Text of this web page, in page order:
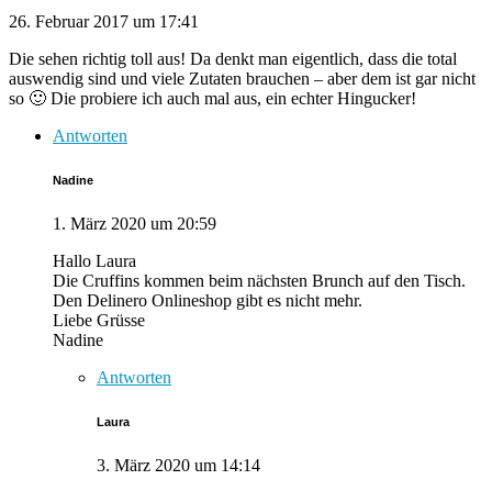
26. Februar 2017 um 17:41
Die sehen richtig toll aus! Da denkt man eigentlich, dass die total
auswendig sind und viele Zutaten brauchen – aber dem ist gar nicht
so 🙂 Die probiere ich auch mal aus, ein echter Hingucker!
Antworten
Nadine
1. März 2020 um 20:59
Hallo Laura
Die Cruffins kommen beim nächsten Brunch auf den Tisch.
Den Delinero Onlineshop gibt es nicht mehr.
Liebe Grüsse
Nadine
Antworten
Laura
3. März 2020 um 14:14